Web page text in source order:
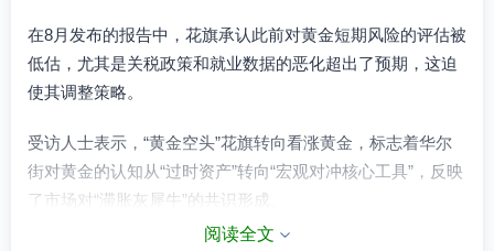
在8月发布的报告中，花旗承认此前对黄金短期风险的评估被
低估，尤其是关税政策和就业数据的恶化超出了预期，这迫
使其调整策略。
受访人士表示，“黄金空头”花旗转向看涨黄金，标志着华尔
街对黄金的认知从“过时资产”转向“宏观对冲核心工具”，反映
了市场对“滞胀灰犀牛”的共识形成。
阅读全文